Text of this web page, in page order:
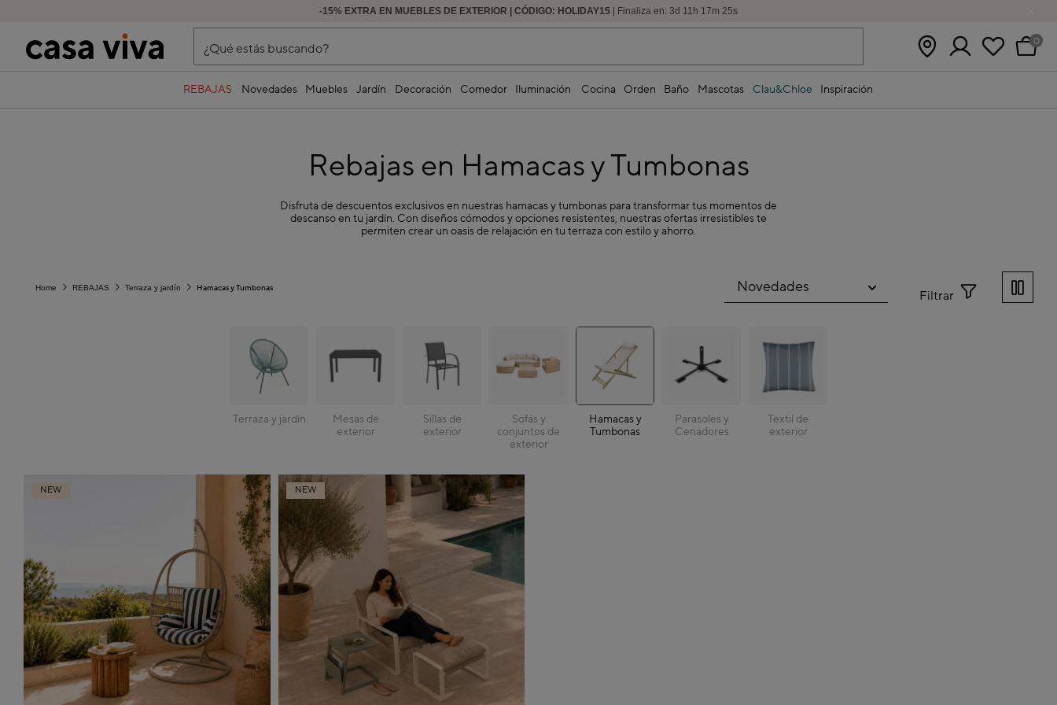
-15% EXTRA EN MUEBLES DE EXTERIOR | CÓDIGO: HOLIDAY15 | Finaliza en: 3d 11 h 17m 24s
HASTA -60% DE DESCUENTO | SEGUNDAS REBAJAS
¿Qué estás buscando? 0
REBAJAS Novedades Muebles Jardín Decoración Comedor Iluminación Cocina Orden Baño Mascotas Clau&Chloe Inspiración
Rebajas en Hamacas y Tumbonas
Disfruta de descuentos exclusivos en nuestras hamacas y tumbonas para transformar tus momentos de
descanso en tu jardín. Con diseños cómodos y opciones resistentes, nuestras ofertas irresistibles te
permiten crear un oasis de relajación en tu terraza con estilo y ahorro.
Hamacas y Tumbonas
Terraza y jardín
REBAJAS
Home
Filtrar
Terraza y jardín
Mesas de
exterior
Sillas de
exterior
Sofás y
conjuntos de
exterior
Hamacas y
Tumbonas
Parasoles y
Cenadores
Textil de
exterior
NEW NEW